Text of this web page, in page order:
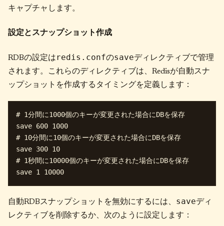
キャプチャします。
設定とスナップショット作成
RDBの設定はredis.confのsaveディレクティブで管理
されます。これらのディレクティブは、Redisが自動スナ
ップショットを作成するタイミングを定義します：
# 1分間に1000個のキーが変更された場合にDBを保存
save 600 1000
# 10分間に10個のキーが変更された場合にDBを保存
save 300 10
# 1秒間に10000個のキーが変更された場合にDBを保存
自動RDBスナップショットを無効にするには、 saveディ
レクティブを削除するか、次のように設定します：